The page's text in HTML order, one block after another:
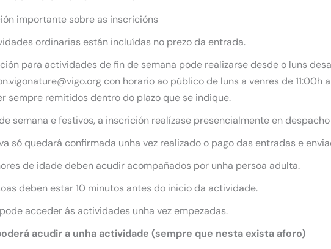
importante sobre as inscricións
ordinarias están incluídas no prezo da entrada.
para actividades de fin de semana pode realizarse desde o luns
con horario ao público de luns a venres de
sempre remitidos dentro do plazo que se indique.
semana e festivos, a inscrición realízase presencialmente en
só quedará confirmada unha vez realizado o pago das entradas e
de idade deben acudir acompañados por unha persoa adulta.
deben estar 10 minutos antes do inicio da actividade.
acceder ás actividades unha vez empezadas.
acudir a unha actividade (sempre que nesta exista aforo)